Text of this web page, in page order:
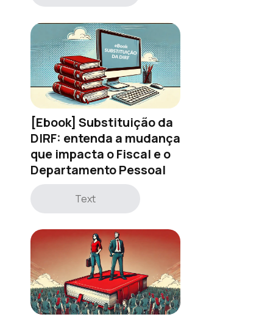
[Ebook] Substituição da
DIRF: entenda a mudança
que impacta o Fiscal e o
Departamento Pessoal
Text